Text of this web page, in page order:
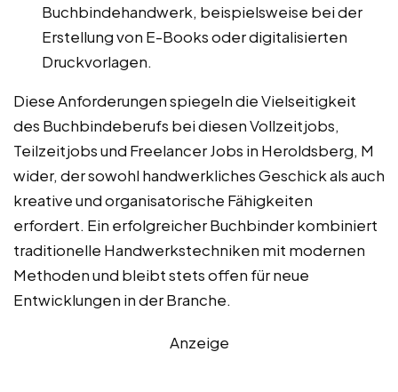
Buchbindehandwerk, beispielsweise bei der
Erstellung von E-Books oder digitalisierten
Druckvorlagen.
Diese Anforderungen spiegeln die Vielseitigkeit
des Buchbindeberufs bei diesen Vollzeitjobs,
Teilzeitjobs und Freelancer Jobs in Heroldsberg, M
wider, der sowohl handwerkliches Geschick als auch
kreative und organisatorische Fähigkeiten
erfordert. Ein erfolgreicher Buchbinder kombiniert
traditionelle Handwerkstechniken mit modernen
Methoden und bleibt stets offen für neue
Entwicklungen in der Branche.
Anzeige